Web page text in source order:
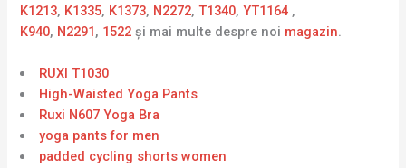
K1213, K1335, K1373, N2272,T1340,YT1164 ,
K940, N2291, 1522și mai multe despre noi magazin.
RUXI T1030
High-Waisted Yoga Pants
Ruxi N607 Yoga Bra
yoga pants for men
padded cycling shorts women